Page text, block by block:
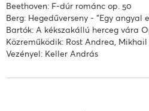
Beethoven: F-dúr románc op. 50
Berg: Hegedűverseny - "Egy angyal
Bartók: A kékszakállú herceg vára
Közreműködik: Rost Andrea,
Vezényel: Keller András